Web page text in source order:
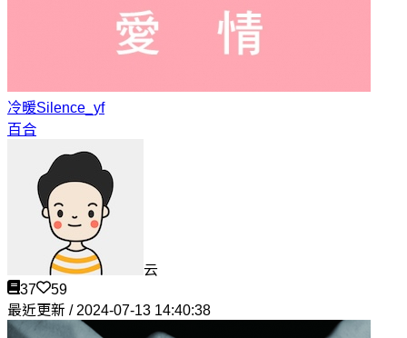
冷暖Silence_yf
百合
云
37
59
最近更新 / 2024-07-13 14:40:38